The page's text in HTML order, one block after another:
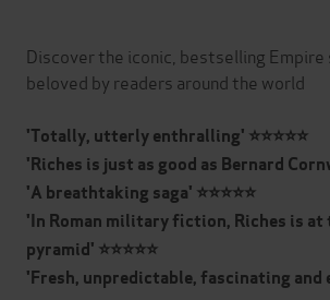
Discover the iconic, bestselling Empire
beloved by readers around the world
'Totally, utterly enthralling' ⭐⭐⭐⭐⭐
'Riches is just as good as Bernard
'A breathtaking saga' ⭐⭐⭐⭐⭐
'In Roman military fiction, Riches is
pyramid' ⭐⭐⭐⭐⭐
'Fresh, unpredictable, fascinating and